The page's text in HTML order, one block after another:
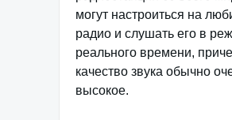
могут настроиться на
радио и слушать его в
реального времени,
качество звука обычно
высокое.